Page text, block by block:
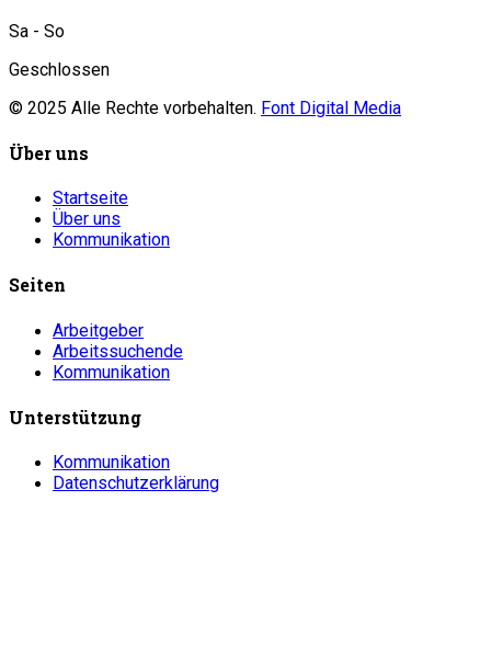
Sa - So
Geschlossen
© 2025 Alle Rechte vorbehalten. Font Digital Media
Über uns
Startseite
Über uns
Kommunikation
Seiten
Arbeitgeber
Arbeitssuchende
Kommunikation
Unterstützung
Kommunikation
Datenschutzerklärung